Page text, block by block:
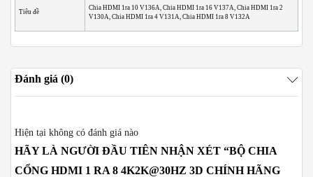
Tiêu đề
Chia HDMI 1ra 10 V136A, Chia HDMI 1ra 16 V137A, Chia HDMI 1ra 2
V130A, Chia HDMI 1ra 4 V131A, Chia HDMI 1ra 8 V132A
Đánh giá (0)
Hiện tại không có đánh giá nào
HÃY LÀ NGƯỜI ĐẦU TIÊN NHẬN XÉT “BỘ CHIA
CỔNG HDMI 1 RA 8 4K2K@30HZ 3D CHÍNH HÃNG